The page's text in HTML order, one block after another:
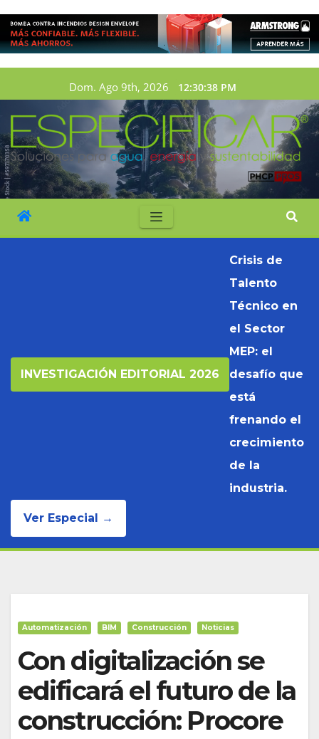
Dom. Ago 9th, 2026 12:30:40 PM
INVESTIGACIÓN EDITORIAL 2026
Crisis de
Talento
Técnico en
el Sector
MEP: el
desafío que
está
frenando el
crecimiento
de la
industria.
Ver Especial →
Automatización BIM Construcción Noticias
Con digitalización se
edificará el futuro de la
construcción: Procore